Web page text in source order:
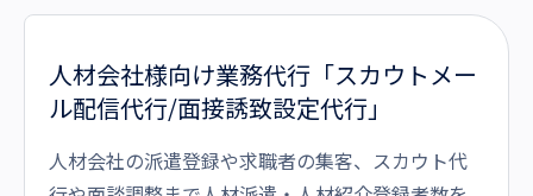
人材会社様向け業務代行「スカウトメー
ル配信代行/面接誘致設定代行」
人材会社の派遣登録や求職者の集客、スカウト代